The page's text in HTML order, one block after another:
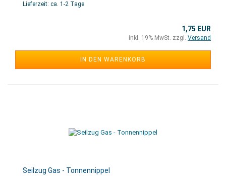
Lieferzeit: ca. 1-2 Tage
1,75 EUR
inkl. 19% MwSt. zzgl. Versand
IN DEN WARENKORB
Seilzug Gas - Tonnennippel